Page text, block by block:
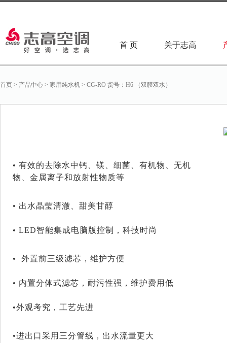
首 页 关于志高
首页 > 产品中心 > 家用纯水机 > CG-RO 货号：H6 （双膜双水）
• 有效的去除水中钙、镁、细菌、有机物、无机
物、金属离子和放射性物质等
• 出水晶莹清澈、甜美甘醇
• LED智能集成电脑版控制，科技时尚
• 外置前三级滤芯，维护方便
• 内置分体式滤芯，耐污性强，维护费用低
•外观考究，工艺先进
•进出口采用三分管线，出水流量更大